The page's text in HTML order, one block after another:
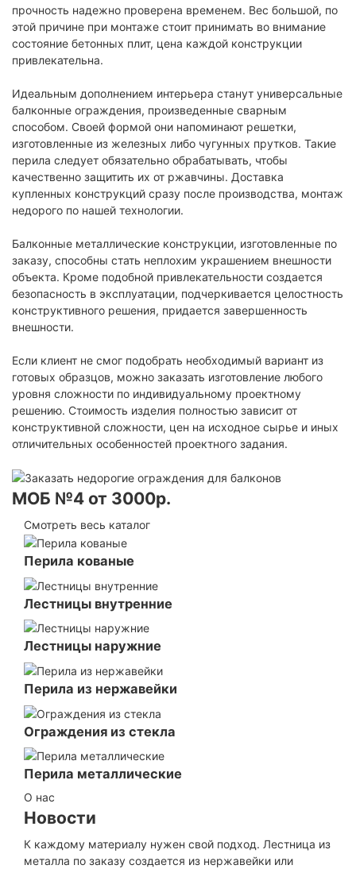
прочность надежно проверена временем. Вес большой, по
этой причине при монтаже стоит принимать во внимание
состояние бетонных плит, цена каждой конструкции
привлекательна.
Идеальным дополнением интерьера станут универсальные
балконные ограждения, произведенные сварным
способом. Своей формой они напоминают решетки,
изготовленные из железных либо чугунных прутков. Такие
перила следует обязательно обрабатывать, чтобы
качественно защитить их от ржавчины. Доставка
купленных конструкций сразу после производства, монтаж
недорого по нашей технологии.
Балконные металлические конструкции, изготовленные по
заказу, способны стать неплохим украшением внешности
объекта. Кроме подобной привлекательности создается
безопасность в эксплуатации, подчеркивается целостность
конструктивного решения, придается завершенность
внешности.
Если клиент не смог подобрать необходимый вариант из
готовых образцов, можно заказать изготовление любого
уровня сложности по индивидуальному проектному
решению. Стоимость изделия полностью зависит от
конструктивной сложности, цен на исходное сырье и иных
отличительных особенностей проектного задания.
МОБ №4 от 3000р.
Смотреть весь каталог
Перила кованые
Лестницы внутренние
Лестницы наружние
Перила из нержавейки
Ограждения из стекла
Перила металлические
О нас
Новости
К каждому материалу нужен свой подход. Лестница из
металла по заказу создается из нержавейки или